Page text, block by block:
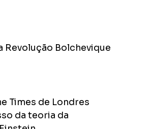
Revolução Bolchevique
Times de Londres
da teoria da